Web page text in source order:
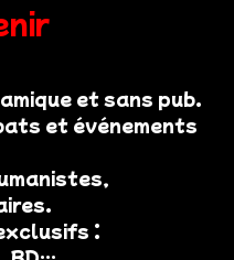
et sans pub.
et événements
: